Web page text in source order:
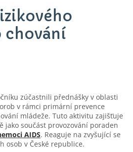
chování
zúčastnili přednášky v oblasti
v rámci primární prevence
mládeže. Tuto aktivitu zajišťuje
jako součást provozování poraden
AIDS. Reaguje na zvyšující se
osob v České republice.